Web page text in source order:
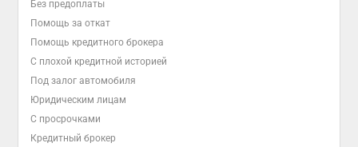
Без предоплаты
Помощь за откат
Помощь кредитного брокера
С плохой кредитной историей
Под залог автомобиля
Юридическим лицам
С просрочками
Кредитный брокер